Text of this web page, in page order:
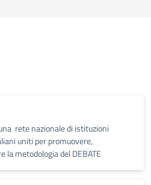
rete nazionale di istituzioni
uniti per promuovere,
la metodologia del DEBATE